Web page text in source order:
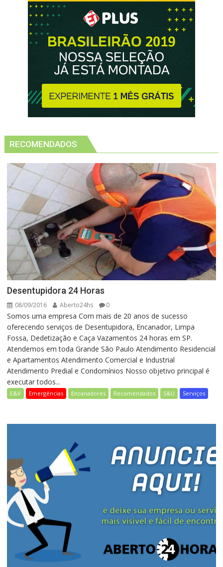
RECOMENDADOS
Desentupidora 24 Horas
08/09/2016 Aberto24hs 0
Somos uma empresa Com mais de 20 anos de sucesso
oferecendo serviços de Desentupidora, Encanador, Limpa
Fossa, Dedetização e Caça Vazamentos 24 horas em SP.
Atendemos em toda Grande São Paulo Atendimento Residencial
e Apartamentos Atendimento Comercial e Industrial
Atendimento Predial e Condomínios Nosso objetivo principal é
executar todos...
E&V Emergências Encanadores Recomendados S&U Serviços